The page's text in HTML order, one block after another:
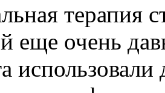
терапия
еще очень